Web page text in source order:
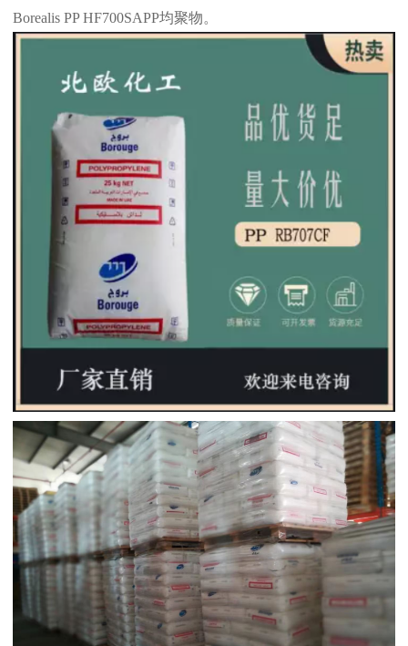
Borealis PP HF700SAPP均聚物。